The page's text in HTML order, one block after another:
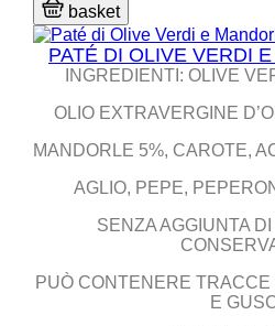
basket
PATÉ DI OLIVE VERDI
INGREDIENTI: OLIVE
OLIO EXTRAVERGINE
MANDORLE 5%, CAROTE,
AGLIO, PEPE,
SENZA AGGIUNTA
PUÒ CONTENERE TRACCE
E